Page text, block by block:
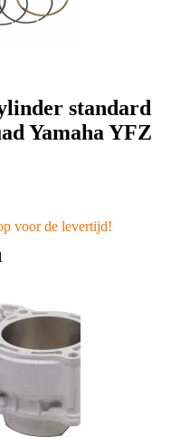
standard
Yamaha YFZ
voor de levertijd!